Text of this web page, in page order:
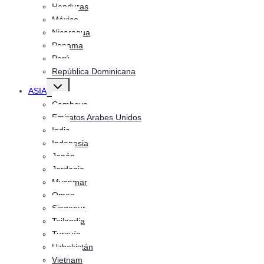
Honduras
México
Nicaragua
Panama
Perú
República Dominicana
ASIA
Alternar
menú
hijo
Camboya
Emiratos Arabes Unidos
India
Indonesia
Japón
Jordania
Myanmar
Oman
Singapur
Tailandia
Turquía
Uzbekistán
Vietnam